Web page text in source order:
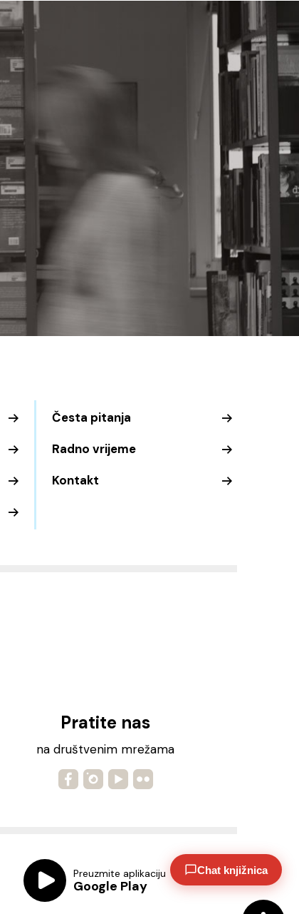
Česta pitanja
Radno vrijeme
Kontakt
Pratite nas
na društvenim mrežama
Preuzmite aplikaciju
Google Play
Chat knjižnica